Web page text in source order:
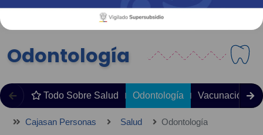
Odontología
Todo Sobre Salud Odontología Vacunación
Cajasan Personas Salud Odontología